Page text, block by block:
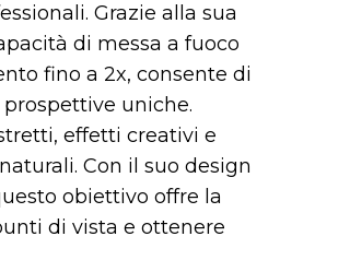
Grazie alla sua
di messa a fuoco
fino a 2x, consente di
uniche.
effetti creativi e
Con il suo design
obiettivo offre la
di vista e ottenere